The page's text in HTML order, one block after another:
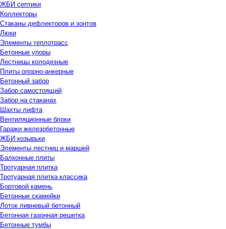
ЖБИ септики
Коллекторы
Стаканы дефлекторов и зонтов
Люки
Элементы теплотрасс
Бетонные упоры
Лестницы колодезные
Плиты опорно-анкерные
Бетонный забор
Забор самостоящий
Забор на стаканах
Шахты лифта
Вентиляционные блоки
Гаражи железобетонные
ЖБИ козырьки
Элементы лестниц и маршей
Балконные плиты
Тротуарная плитка
Тротуарная плитка классика
Бортовой камень
Бетонные скамейки
Лоток ливневый бетонный
Бетонная газонная решетка
Бетонные тумбы